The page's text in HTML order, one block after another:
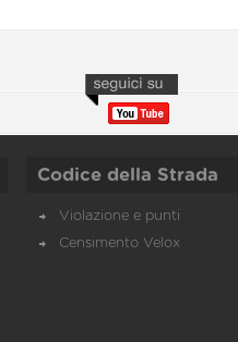
Codice della Strada
Violazione e punti
Censimento Velox